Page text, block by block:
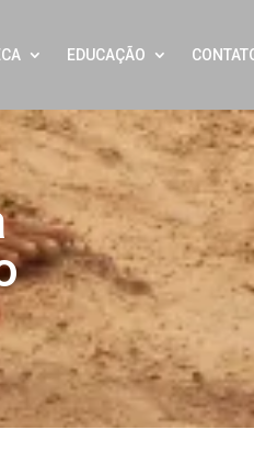
EDUCAÇÃO